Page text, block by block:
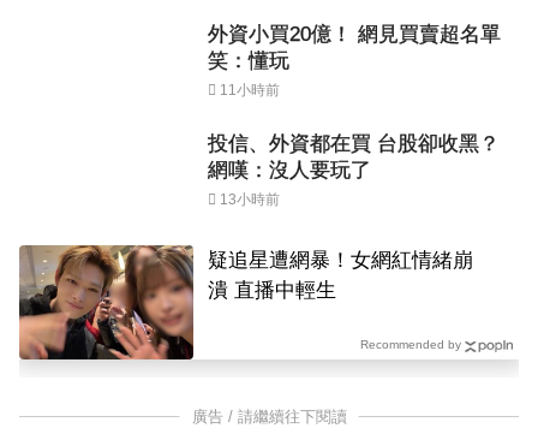
外資小買20億！ 網見買賣超名單
笑：懂玩
11小時前
投信、外資都在買 台股卻收黑？
網嘆：沒人要玩了
13小時前
疑追星遭網暴！女網紅情緒崩
潰 直播中輕生
Recommended by
廣告 / 請繼續往下閱讀